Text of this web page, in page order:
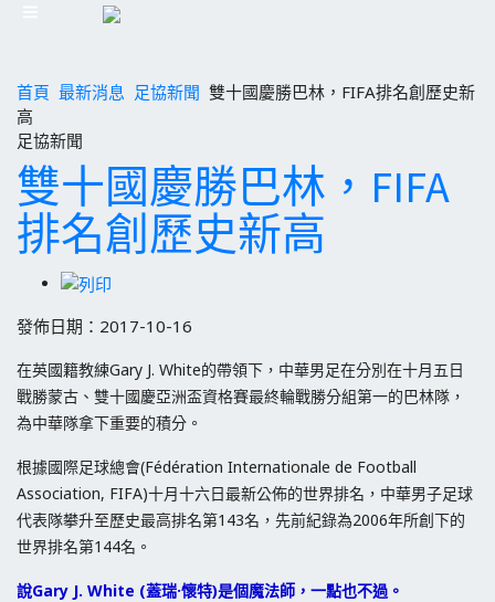
首頁 最新消息 足協新聞 雙十國慶勝巴林，FIFA排名創歷史新
高
足協新聞
雙十國慶勝巴林，FIFA
排名創歷史新高
發佈日期：2017-10-16
在英國籍教練Gary J. White的帶領下，中華男足在分別在十月五日
戰勝蒙古、雙十國慶亞洲盃資格賽最終輪戰勝分組第一的巴林隊，
為中華隊拿下重要的積分。
根據國際足球總會(Fédération Internationale de Football
Association, FIFA)十月十六日最新公佈的世界排名，中華男子足球
代表隊攀升至歷史最高排名第143名，先前紀錄為2006年所創下的
世界排名第144名。
說Gary J. White (蓋瑞·懷特)是個魔法師，一點也不過。